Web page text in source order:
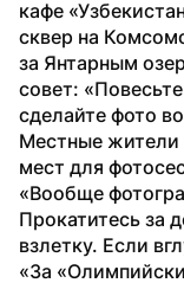
кафе
сквер на
за Янтарным
совет:
сделайте фото
Местные жители
мест для
«Вообще
Прокатитесь за
взлетку. Если
«За